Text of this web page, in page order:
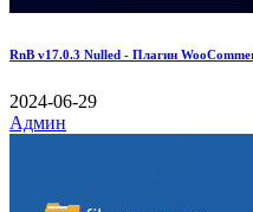
RnB v17.0.3 Nulled - Плагин
2024-06-29
Админ